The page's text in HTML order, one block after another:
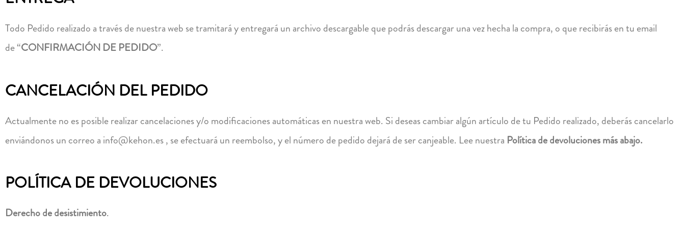
Todo Pedido realizado a través de nuestra web se tramitará y entregará un archivo descargable que podrás descargar una vez hecha la compra, o que recibirás en tu email
de “CONFIRMACIÓN DE PEDIDO”.
CANCELACIÓN DEL PEDIDO
Actualmente no es posible realizar cancelaciones y/o modificaciones automáticas en nuestra web. Si deseas cambiar algún artículo de tu Pedido realizado, deberás cancelarlo
enviándonos un correo a info@kehon.es , se efectuará un reembolso, y el número de pedido dejará de ser canjeable. Lee nuestra Política de devoluciones más abajo.
POLÍTICA DE DEVOLUCIONES
Derecho de desistimiento.